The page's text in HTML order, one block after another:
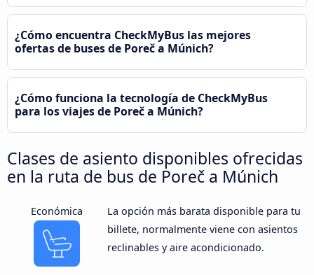
¿Cómo encuentra CheckMyBus las mejores
ofertas de buses de Poreč a Múnich?
¿Cómo funciona la tecnología de CheckMyBus
para los viajes de Poreč a Múnich?
Clases de asiento disponibles ofrecidas
en la ruta de bus de Poreč a Múnich
Económica
La opción más barata disponible para tu
billete, normalmente viene con asientos
reclinables y aire acondicionado.